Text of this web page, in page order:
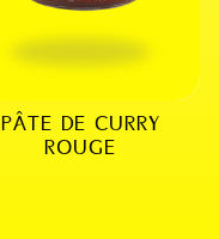
PÂTE DE CURRY
ROUGE